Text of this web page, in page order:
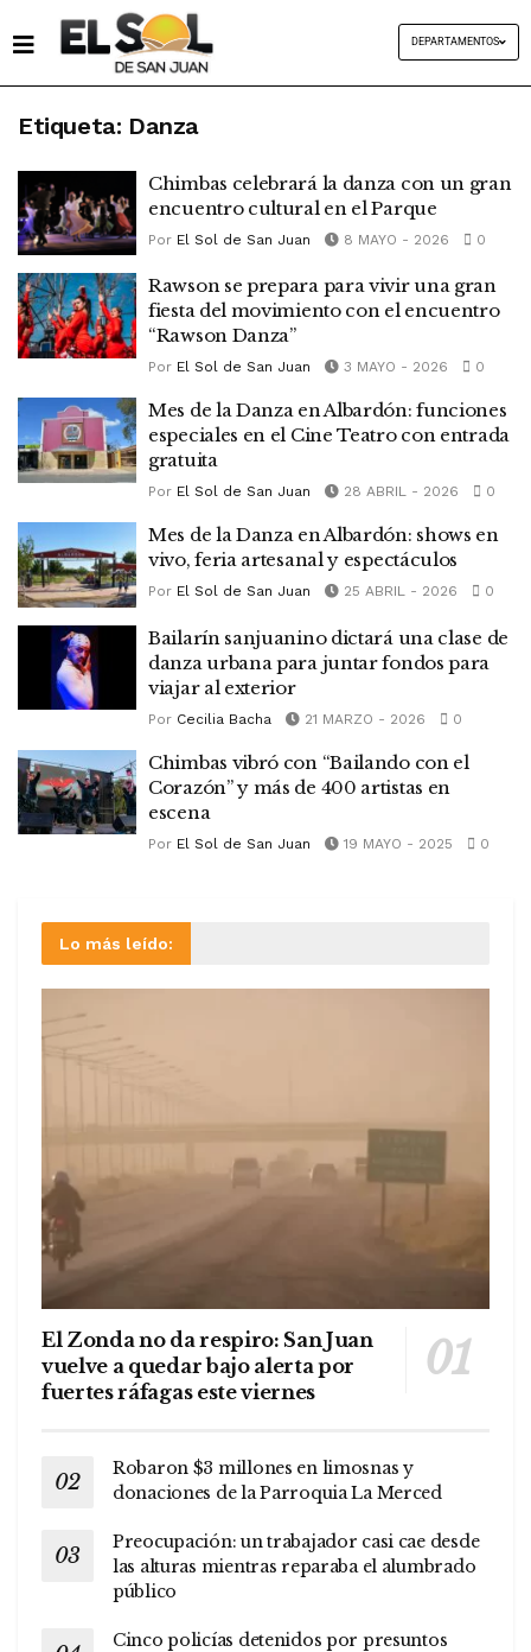
DEPARTAMENTOS
Etiqueta: Danza
Chimbas celebrará la danza con un gran
encuentro cultural en el Parque
Por El Sol de San Juan 8 MAYO - 2026 0
Rawson se prepara para vivir una gran
fiesta del movimiento con el encuentro
“Rawson Danza”
Por El Sol de San Juan 3 MAYO - 2026 0
Mes de la Danza en Albardón: funciones
especiales en el Cine Teatro con entrada
gratuita
Por El Sol de San Juan 28 ABRIL - 2026 0
Mes de la Danza en Albardón: shows en
vivo, feria artesanal y espectáculos
Por El Sol de San Juan 25 ABRIL - 2026 0
Bailarín sanjuanino dictará una clase de
danza urbana para juntar fondos para
viajar al exterior
Por Cecilia Bacha 21 MARZO - 2026 0
Chimbas vibró con “Bailando con el
Corazón” y más de 400 artistas en
escena
Por El Sol de San Juan 19 MAYO - 2025 0
Lo más leído:
El Zonda no da respiro: San Juan
vuelve a quedar bajo alerta por
fuertes ráfagas este viernes
Robaron $3 millones en limosnas y
donaciones de la Parroquia La Merced
Preocupación: un trabajador casi cae desde
las alturas mientras reparaba el alumbrado
público
Cinco policías detenidos por presuntos